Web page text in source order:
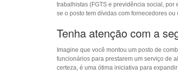
trabalhistas (FGTS e previdência social,
se o posto tem dívidas com fornecedores ou
Tenha atenção com a
Imagine que você montou um posto de
funcionários para prestarem um serviço de
certeza, é uma ótima iniciativa para